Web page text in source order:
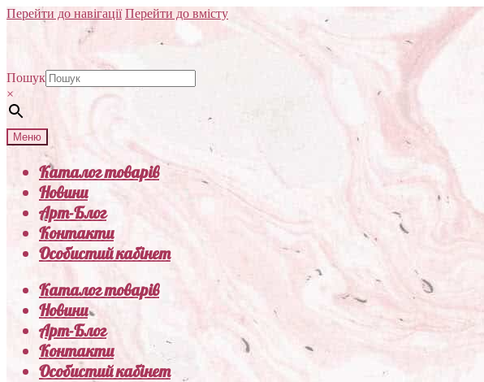
Перейти до навігації Перейти до вмісту
Пошук
×
Меню
Каталог товарів
Новини
Арт-Блог
Контакти
Особистий кабінет
Каталог товарів
Новини
Арт-Блог
Контакти
Особистий кабінет